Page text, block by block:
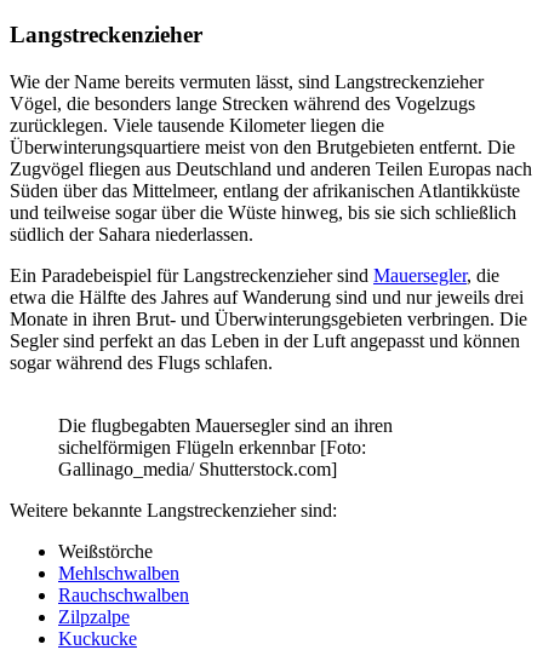
Langstreckenzieher
Wie der Name bereits vermuten lässt, sind Langstreckenzieher
Vögel, die besonders lange Strecken während des Vogelzugs
zurücklegen. Viele tausende Kilometer liegen die
Überwinterungsquartiere meist von den Brutgebieten entfernt. Die
Zugvögel fliegen aus Deutschland und anderen Teilen Europas nach
Süden über das Mittelmeer, entlang der afrikanischen Atlantikküste
und teilweise sogar über die Wüste hinweg, bis sie sich schließlich
südlich der Sahara niederlassen.
Ein Paradebeispiel für Langstreckenzieher sind Mauersegler, die
etwa die Hälfte des Jahres auf Wanderung sind und nur jeweils drei
Monate in ihren Brut- und Überwinterungsgebieten verbringen. Die
Segler sind perfekt an das Leben in der Luft angepasst und können
sogar während des Flugs schlafen.
Die flugbegabten Mauersegler sind an ihren
sichelförmigen Flügeln erkennbar [Foto:
Gallinago_media/ Shutterstock.com]
Weitere bekannte Langstreckenzieher sind:
Weißstörche
Mehlschwalben
Rauchschwalben
Zilpzalpe
Kuckucke